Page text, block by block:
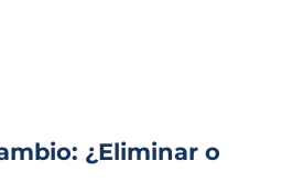
¿Eliminar o